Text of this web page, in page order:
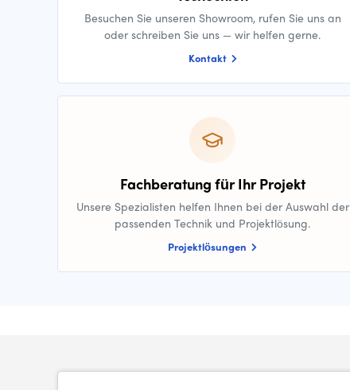
Besuchen Sie unseren Showroom, rufen Sie uns an
oder schreiben Sie uns — wir helfen gerne.
Kontakt
Fachberatung für Ihr Projekt
Unsere Spezialisten helfen Ihnen bei der Auswahl der
passenden Technik und Projektlösung.
Projektlösungen